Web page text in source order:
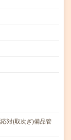
対(取次ぎ)備品管